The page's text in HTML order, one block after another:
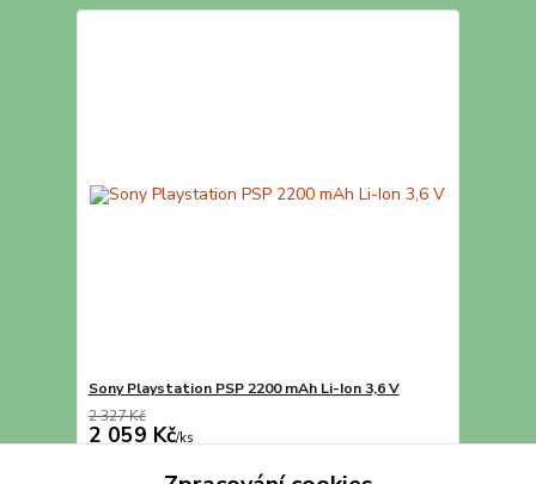
Sony Playstation PSP 2200 mAh Li-Ion 3,6 V
2 327 Kč
2 059 Kč/ks
Přidat do košíku